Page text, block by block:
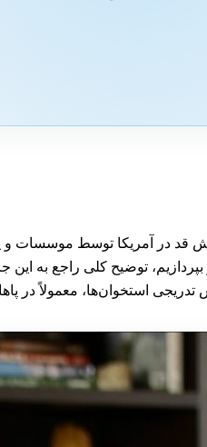
قد در آمریکا توسط موسسات و
بپردازیم، توضیح کلی راجع به
استخوان‌ها، معمولاً در